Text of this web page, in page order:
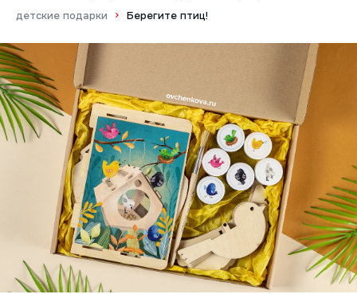
детские подарки
Берегите птиц!